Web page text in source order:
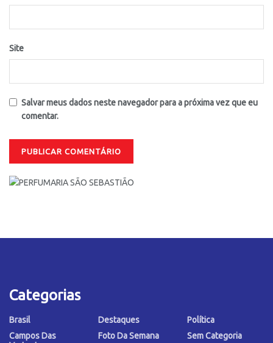
Site
Salvar meus dados neste navegador para a próxima vez que eu
comentar.
Categorias
Brasil
Campos Das
Destaques
Foto Da Semana
Política
Sem Categoria